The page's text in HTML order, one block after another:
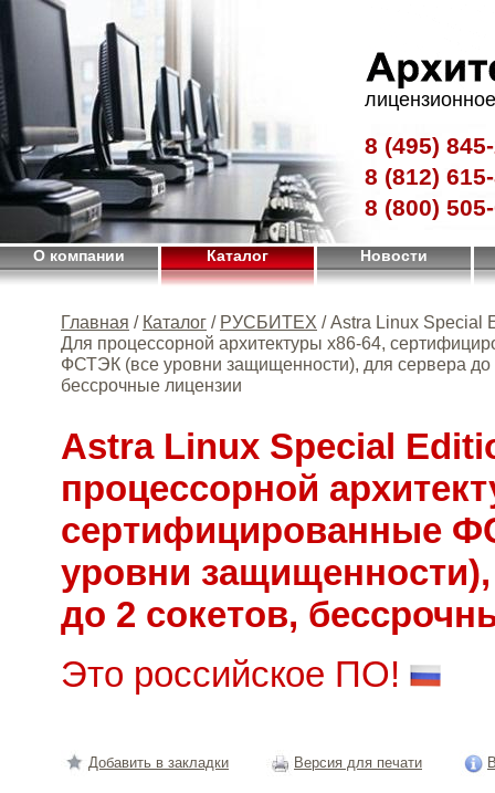
8 (495)
8 (812)
8 (800)
О компании Каталог Новости
Главная / Каталог / РУСБИТЕХ / Astra Linux Special
Для процессорной архитектуры х86-64,
ФСТЭК (все уровни защищенности), для сервера до
бессрочные лицензии
Astra Linux Special
процессорной
сертифицированные
уровни
до 2 сокетов,
Это российское ПО!
Добавить в закладки Версия для печати